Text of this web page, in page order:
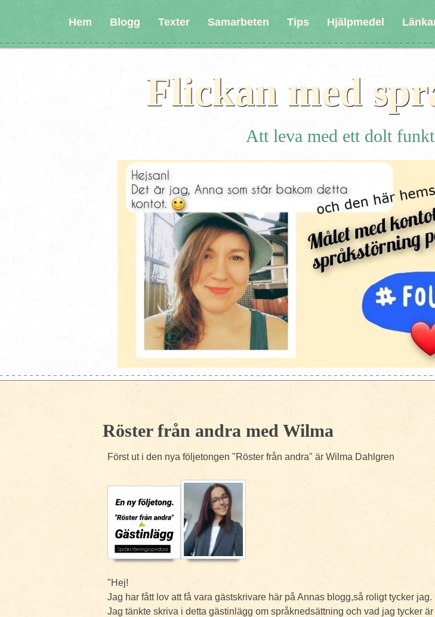
Hem Blogg Texter Samarbeten Tips Hjälpmedel
Flickan med
Att leva med ett dolt
Röster från andra med Wilma
Först ut i den nya följetongen "Röster från andra" är Wilma Dahlgren
"Hej!
Jag har fått lov att få vara gästskrivare här på Annas blogg,så roligt tycker jag.
Jag tänkte skriva i detta gästinlägg om språknedsättning och vad jag tycker